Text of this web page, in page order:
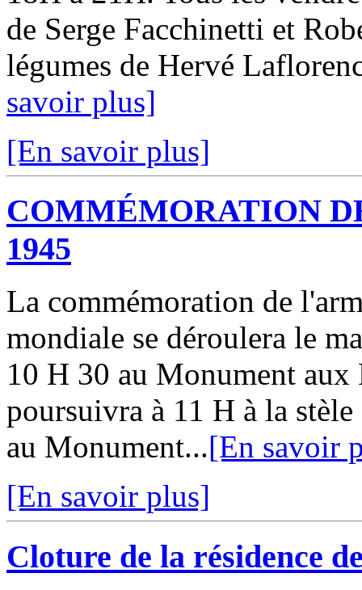
de Serge Facchinetti et
légumes de Hervé
savoir plus]
[En savoir plus]
COMMÉMORATION
1945
La commémoration de
mondiale se déroulera le
10 H 30 au Monument
poursuivra à 11 H à la
au Monument...[En savoir
[En savoir plus]
Cloture de la résidence